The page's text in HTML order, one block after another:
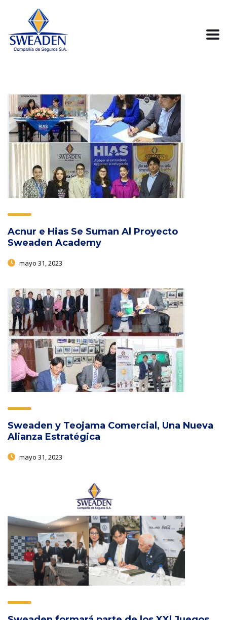
Acnur e Hias Se Suman Al Proyecto
Sweaden Academy
mayo 31, 2023
Sweaden y Teojama Comercial, Una Nueva
Alianza Estratégica
mayo 31, 2023